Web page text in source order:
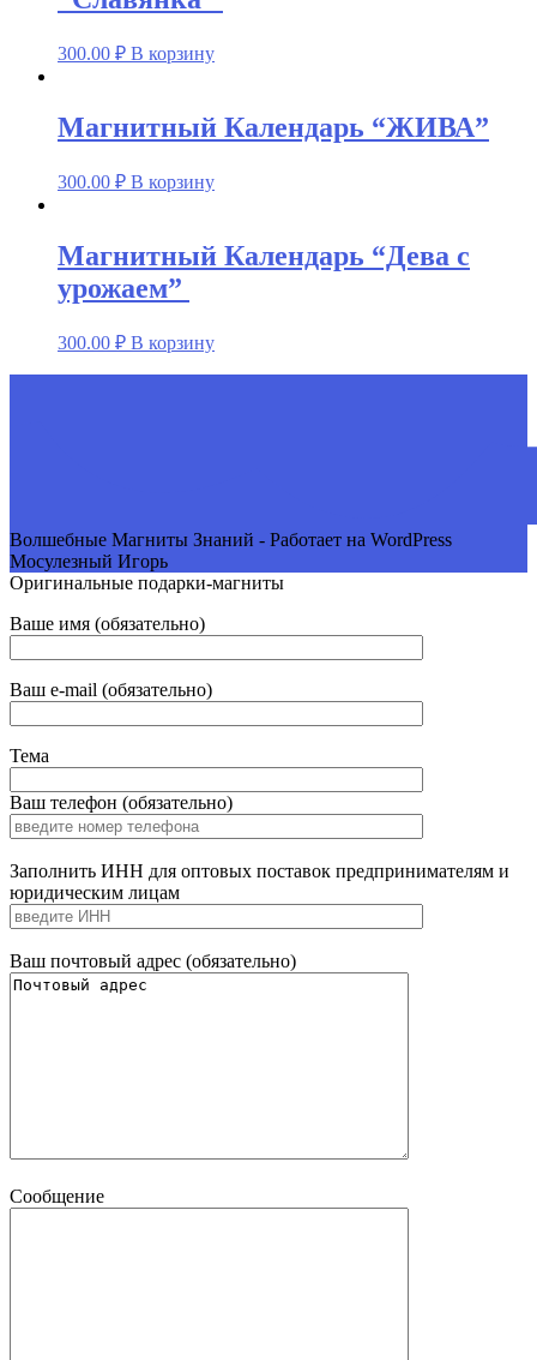
300.00 ₽ В корзину
Магнитный Календарь “ЖИВА”
300.00 ₽ В корзину
Магнитный Календарь “Дева с
урожаем”
300.00 ₽ В корзину
Волшебные Магниты Знаний - Работает на WordPress
Мосулезный Игорь
Оригинальные подарки-магниты
Ваше имя (обязательно)
Ваш e-mail (обязательно)
Тема
Ваш телефон (обязательно)
Заполнить ИНН для оптовых поставок предпринимателям и
юридическим лицам
Ваш почтовый адрес (обязательно)
Сообщение